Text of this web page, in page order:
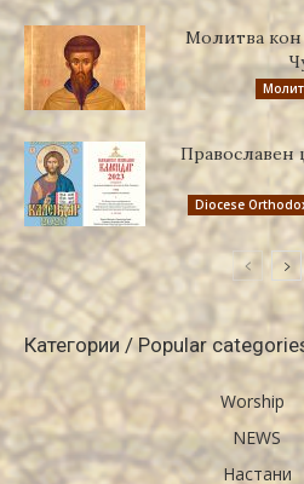
Молитва
Православен
Diocese
Категории / Popular
Worship
NEWS
Настани